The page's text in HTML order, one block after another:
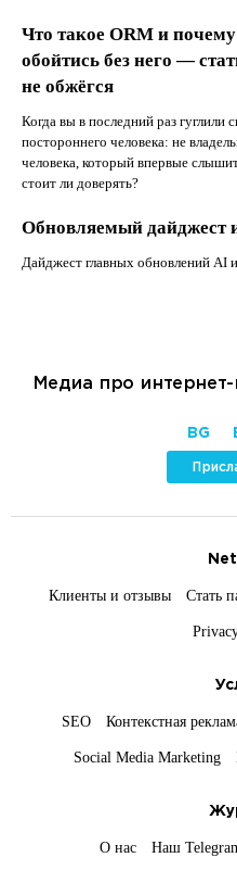
Что такое ORM и
обойтись без него —
не обжёгся
Когда вы в последний раз гуглили
постороннего человека: не
человека, который впервые
стоит ли доверять?
Обновляемый дайджест
Дайджест главных обновлений AI
Медиа про
BG
Клиенты и отзывы Стать
SEO Контекстная
Social Media Marketing
О нас Наш